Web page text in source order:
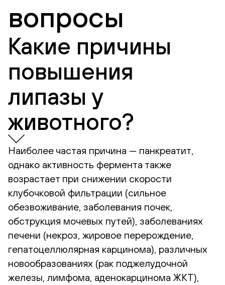
вопросы
Какие причины
повышения
липазы у
животного?
Наиболее частая причина — панкреатит,
однако активность фермента также
возрастает при снижении скорости
клубочковой фильтрации (сильное
обезвоживание, заболевания почек,
обструкция мочевых путей), заболеваниях
печени (некроз, жировое перерождение,
гепатоцеллюлярная карцинома), различных
новообразованиях (рак поджелудочной
железы, лимфома, аденокарцинома ЖКТ),